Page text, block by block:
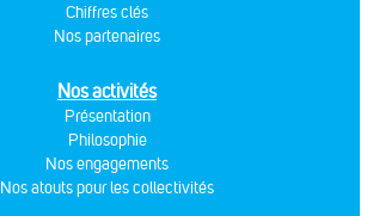
Chiffres clés
Nos partenaires
Nos activités
Présentation
Philosophie
Nos engagements
Nos atouts pour les collectivités